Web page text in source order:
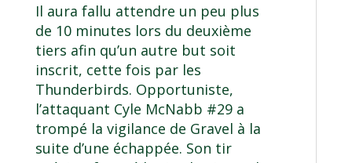
Il aura fallu attendre un peu plus
de 10 minutes lors du deuxième
tiers afin qu’un autre but soit
inscrit, cette fois par les
Thunderbirds. Opportuniste,
l’attaquant Cyle McNabb #29 a
trompé la vigilance de Gravel à la
suite d’une échappée. Son tir